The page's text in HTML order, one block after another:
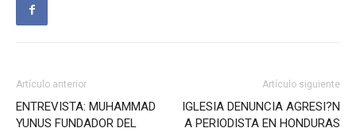
Artículo anterior
ENTREVISTA: MUHAMMAD
YUNUS FUNDADOR DEL
Artículo siguiente
IGLESIA DENUNCIA AGRESI?N
A PERIODISTA EN HONDURAS